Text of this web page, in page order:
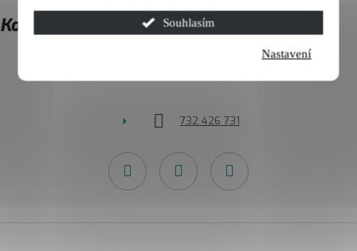
Souhlasím
Nastavení
t
í
Kontakt
732 426 731